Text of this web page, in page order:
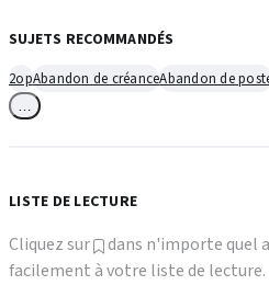
SUJETS RECOMMANDÉS
2opAbandon de créanceAbandon de
LISTE DE LECTURE
Cliquez sur
dans n'importe quel
facilement à votre liste de lecture.